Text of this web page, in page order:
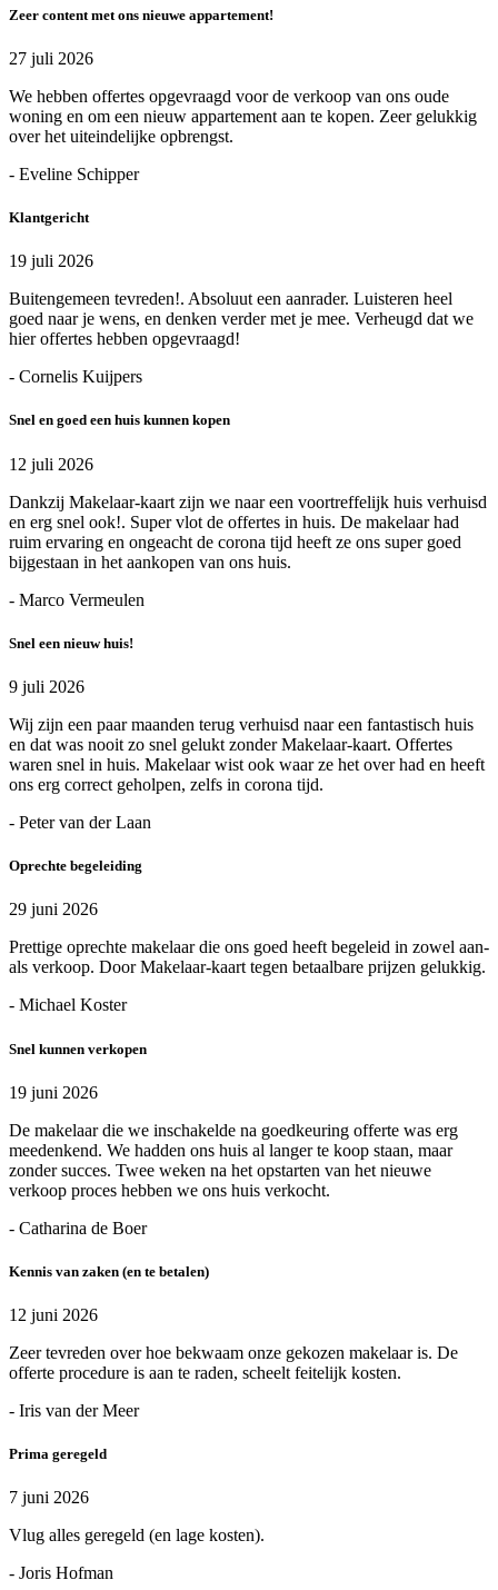
Zeer content met ons nieuwe appartement!
27 juli 2026
We hebben offertes opgevraagd voor de verkoop van ons oude
woning en om een nieuw appartement aan te kopen. Zeer gelukkig
over het uiteindelijke opbrengst.
- Eveline Schipper
Klantgericht
19 juli 2026
Buitengemeen tevreden!. Absoluut een aanrader. Luisteren heel
goed naar je wens, en denken verder met je mee. Verheugd dat we
hier offertes hebben opgevraagd!
- Cornelis Kuijpers
Snel en goed een huis kunnen kopen
12 juli 2026
Dankzij Makelaar-kaart zijn we naar een voortreffelijk huis verhuisd
en erg snel ook!. Super vlot de offertes in huis. De makelaar had
ruim ervaring en ongeacht de corona tijd heeft ze ons super goed
bijgestaan in het aankopen van ons huis.
- Marco Vermeulen
Snel een nieuw huis!
9 juli 2026
Wij zijn een paar maanden terug verhuisd naar een fantastisch huis
en dat was nooit zo snel gelukt zonder Makelaar-kaart. Offertes
waren snel in huis. Makelaar wist ook waar ze het over had en heeft
ons erg correct geholpen, zelfs in corona tijd.
- Peter van der Laan
Oprechte begeleiding
29 juni 2026
Prettige oprechte makelaar die ons goed heeft begeleid in zowel aan-
als verkoop. Door Makelaar-kaart tegen betaalbare prijzen gelukkig.
- Michael Koster
Snel kunnen verkopen
19 juni 2026
De makelaar die we inschakelde na goedkeuring offerte was erg
meedenkend. We hadden ons huis al langer te koop staan, maar
zonder succes. Twee weken na het opstarten van het nieuwe
verkoop proces hebben we ons huis verkocht.
- Catharina de Boer
Kennis van zaken (en te betalen)
12 juni 2026
Zeer tevreden over hoe bekwaam onze gekozen makelaar is. De
offerte procedure is aan te raden, scheelt feitelijk kosten.
- Iris van der Meer
Prima geregeld
7 juni 2026
Vlug alles geregeld (en lage kosten).
- Joris Hofman